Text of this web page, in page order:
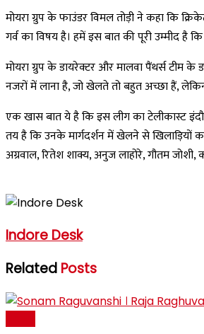
मोयरा ग्रुप के फाउंडर विमल तोड़ी ने कहा कि
गर्व का विषय है। हमें इस बात की पूरी उम्मीद है
मोयरा ग्रुप के डायरेक्टर और मालवा पैंथर्स टीम
नजरों में लाना है, जो खेलते तो बहुत अच्छा हैं,
एक खास बात ये है कि इस लीग का टेलीकास्ट
तय है कि उनके मार्गदर्शन में खेलने से खिलाड़ियों
अग्रवाल, रितेश शाक्य, अनुज लाहोरे, गौतम
Indore Desk
Related Posts